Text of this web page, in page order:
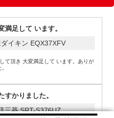
満足して います。
ダイキン EQX37XFV
すかりました。
三菱 SRT-S376UZ